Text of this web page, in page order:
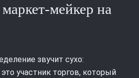
на
звучит сухо:
участник торгов, который